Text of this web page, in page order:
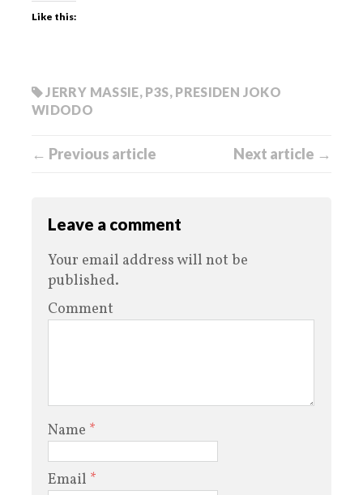
Like this:
JERRY MASSIE, P3S, PRESIDEN JOKO
WIDODO
← Previous article Next article →
Leave a comment
Your email address will not be
published.
Comment
Name *
Email *